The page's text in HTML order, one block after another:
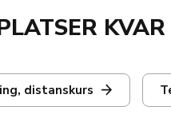
distanskurs